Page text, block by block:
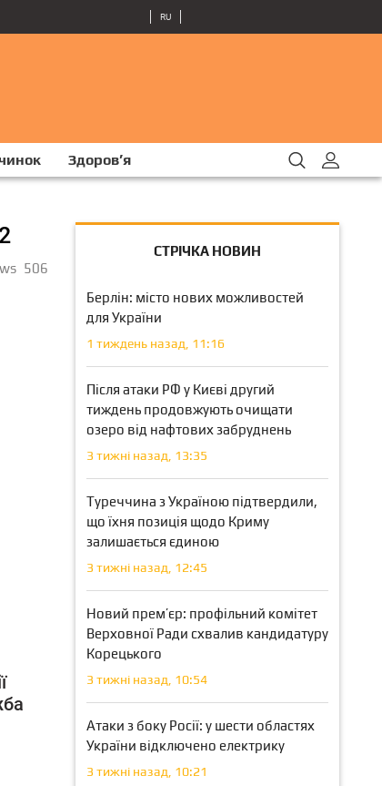
RU
Здоров’я
506
СТРІЧКА НОВИН
Берлін: місто нових можливостей
для України
1 тиждень назад, 11:16
Після атаки РФ у Києві другий
тиждень продовжують очищати
озеро від нафтових забруднень
3 тижні назад, 13:35
Туреччина з Україною підтвердили,
що їхня позиція щодо Криму
залишається єдиною
3 тижні назад, 12:45
Новий прем’єр: профільний комітет
Верховної Ради схвалив кандидатуру
Корецького
3 тижні назад, 10:54
Атаки з боку Росії: у шести областях
України відключено електрику
3 тижні назад, 10:21